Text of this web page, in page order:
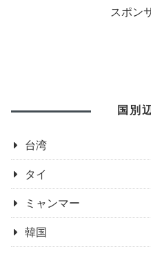
行くと、めっちゃ美味しいのです
スポン
国別
台湾
タイ
ミャンマー
韓国